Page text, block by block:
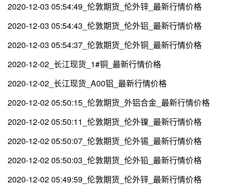
2020-12-03 05:54:49_伦敦期货_伦外锌_最新行情价格
2020-12-03 05:54:43_伦敦期货_伦外铝_最新行情价格
2020-12-03 05:54:37_伦敦期货_伦外铜_最新行情价格
2020-12-02_长江现货_1#铜_最新行情价格
2020-12-02_长江现货_A00铝_最新行情价格
2020-12-02 05:50:15_伦敦期货_外铝合金_最新行情价格
2020-12-02 05:50:11_伦敦期货_伦外镍_最新行情价格
2020-12-02 05:50:07_伦敦期货_伦外锡_最新行情价格
2020-12-02 05:50:03_伦敦期货_伦外铅_最新行情价格
2020-12-02 05:49:59_伦敦期货_伦外锌_最新行情价格